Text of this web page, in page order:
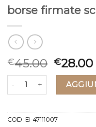
borse firmate
€45.00 €28.00
borse firmate
COD: EI-47111007